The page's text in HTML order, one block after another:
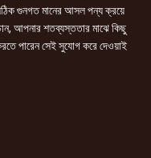
গুনগত মানের আসল পন্য ক্রয়ে
আপনার শতব্যস্ততার মাঝে কিছু
পারেন সেই সুযোগ করে দেওয়াই